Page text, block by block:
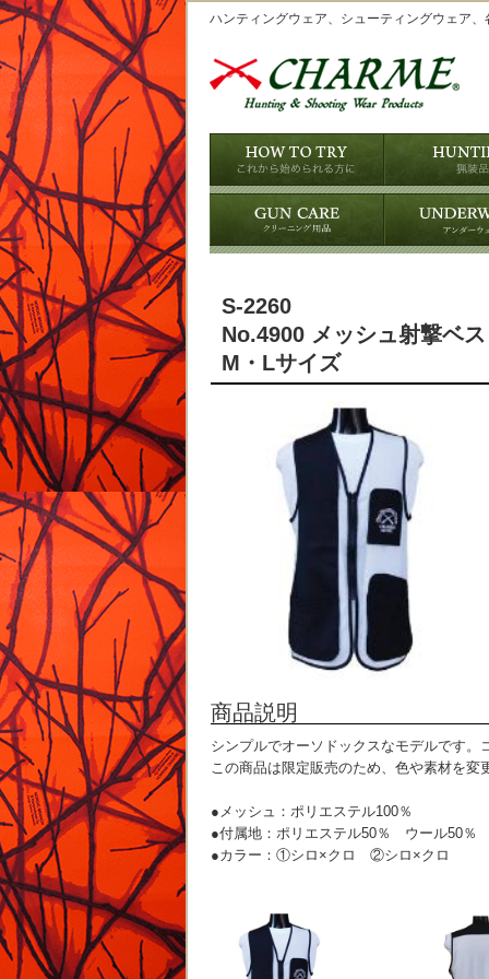
ハンティングウェア、シューティングウェア
S-2260
No.4900 メッシュ射撃ベ
M・Lサイズ
商品説明
シンプルでオーソドックスなモデルです
この商品は限定販売のため、色や素材を
●メッシュ：ポリエステル100％
●付属地：ポリエステル50％ ウール50％
●カラー：①シロ×クロ ②シロ×クロ